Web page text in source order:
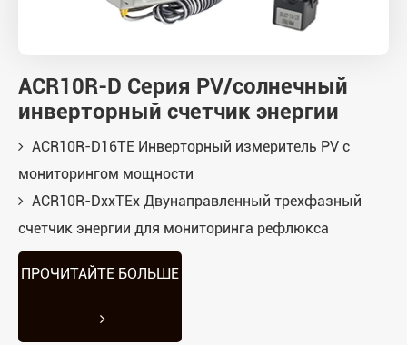
ACR10R-D Серия PV/солнечный
инверторный счетчик энергии
ACR10R-D16TE Инверторный измеритель PV с
мониторингом мощности
ACR10R-DxxTEx Двунаправленный трехфазный
счетчик энергии для мониторинга рефлюкса
ПРОЧИТАЙТЕ БОЛЬШЕ